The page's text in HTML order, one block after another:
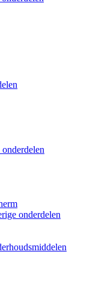
onderdelen
onderdelen